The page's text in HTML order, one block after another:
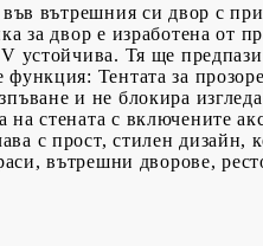
вътрешния си двор с
за двор е изработена от
устойчива. Тя ще
Тентата за
и не блокира
стената с включените
с прост, стилен дизайн,
вътрешни дворове,